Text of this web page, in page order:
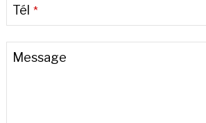
Tél *
Business
Email *
Message